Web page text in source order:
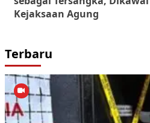
Kejaksaan Agung
Terbaru